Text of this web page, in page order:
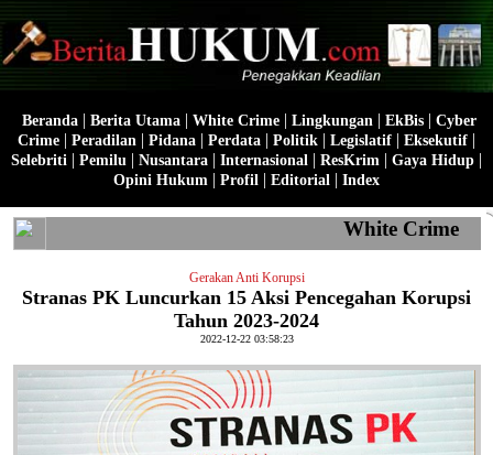
Beranda| Berita Utama| White Crime| Lingkungan | EkBis| Cyber
Crime | Peradilan | Pidana | Perdata | Politik | Legislatif | Eksekutif |
Selebriti | Pemilu | Nusantara | Internasional | ResKrim | Gaya Hidup |
Opini Hukum | Profil | Editorial | Index
White Crime
Gerakan Anti Korupsi
Stranas PK Luncurkan 15 Aksi Pencegahan Korupsi
Tahun 2023-2024
2022-12-22 03:58:23